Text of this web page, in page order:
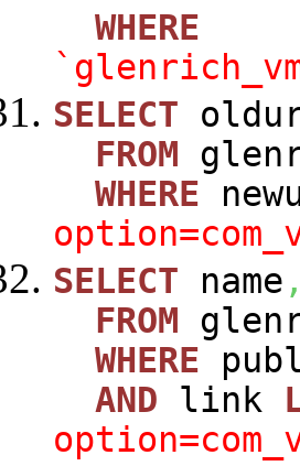
WHERE
SELECT
FROM
WHERE
SELECT name ,
FROM
WHERE
AND link